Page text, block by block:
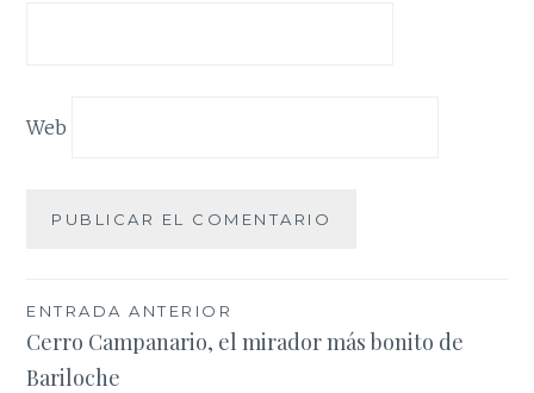
Web
Navegación
de
ENTRADA ANTERIOR
Cerro Campanario, el mirador más bonito de
Bariloche